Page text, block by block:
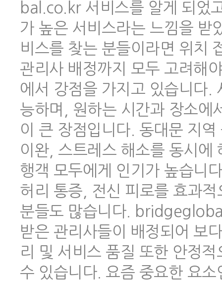
bal.co.kr 서비스를 알게 되었
가 높은 서비스라는 느낌을 받
비스를 찾는 분들이라면 위치
관리사 배정까지 모두 고려해
에서 강점을 가지고 있습니다.
능하며, 원하는 시간과 장소에
이 큰 장점입니다. 동대문 지
이완, 스트레스 해소를 동시에
행객 모두에게 인기가 높습니
허리 통증, 전신 피로를 효과
분들도 많습니다.
받은 관리사들이 배정되어 보
리 및 서비스 품질 또한 안정
수 있습니다. 요즘 중요한 요